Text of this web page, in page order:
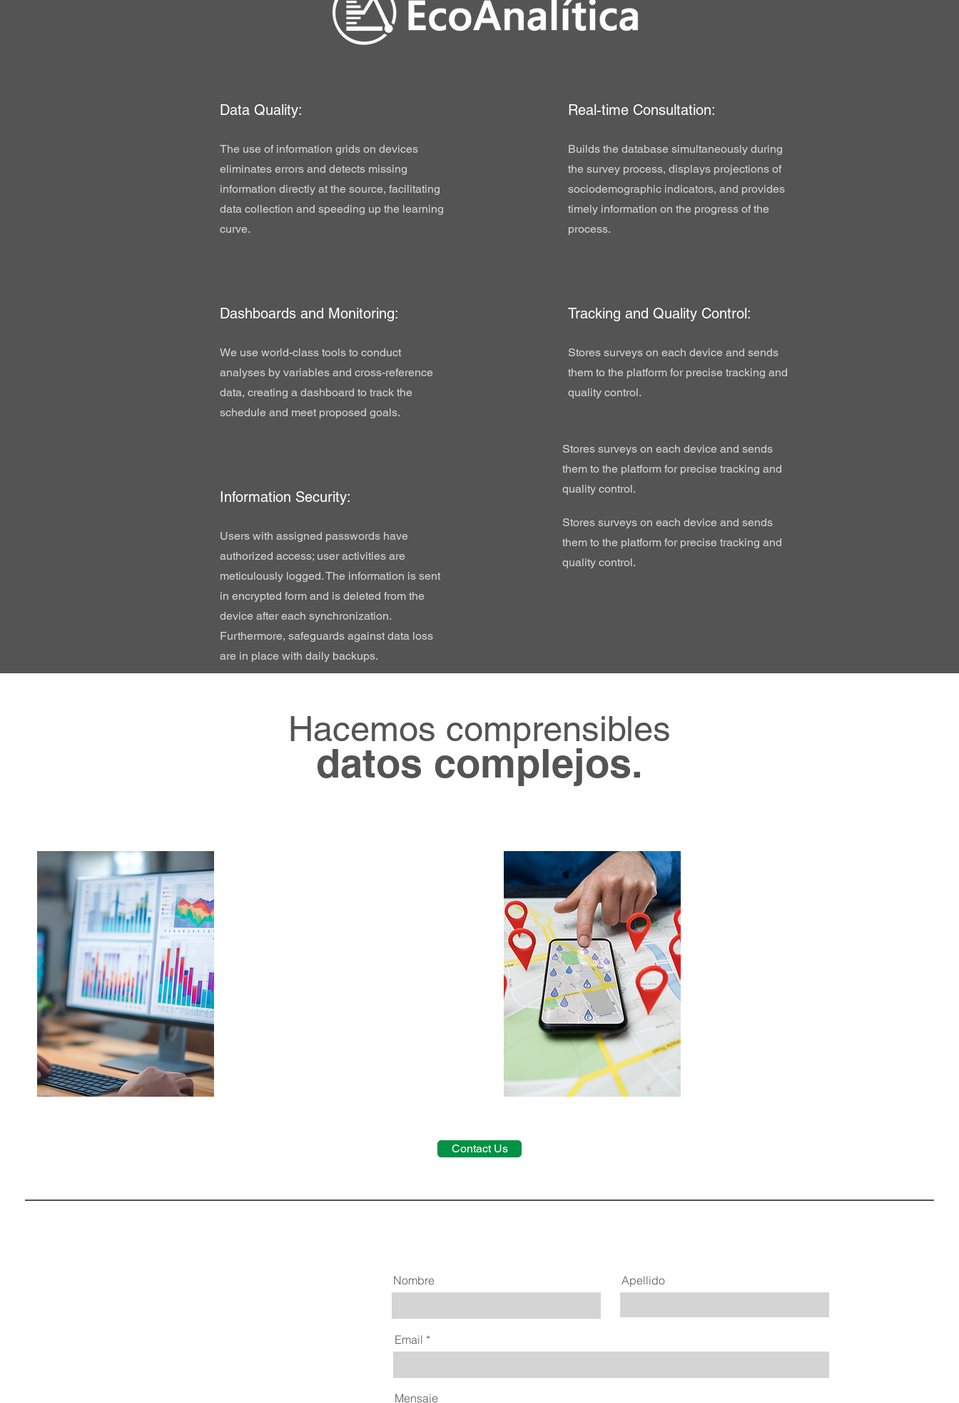
Data Quality:
The use of information grids on devices
eliminates errors and detects missing
information directly at the source, facilitating
data collection and speeding up the learning
curve.
Dashboards and Monitoring:
We use world-class tools to conduct
analyses by variables and cross-reference
data, creating a dashboard to track the
schedule and meet proposed goals.
Information Security:
Users with assigned passwords have
authorized access; user activities are
meticulously logged. The information is sent
in encrypted form and is deleted from the
device after each synchronization.
Furthermore, safeguards against data loss
are in place with daily backups.
Real-time Consultation:
Builds the database simultaneously during
the survey process, displays projections of
sociodemographic indicators, and provides
timely information on the progress of the
process.
Tracking and Quality Control:
Stores surveys on each device and sends
them to the platform for precise tracking and
quality control.
Stores surveys on each device and sends
them to the platform for precise tracking and
quality control.
Stores surveys on each device and sends
them to the platform for precise tracking and
quality control.
datos complejos.
Hacemos comprensibles
Contact Us
Nombre Apellido
Email
Mensaje